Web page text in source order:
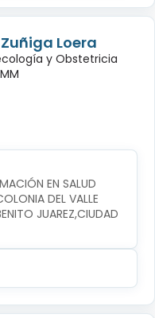
Loera
y Obstetricia
EN SALUD
DEL VALLE
JUAREZ,CIUDAD